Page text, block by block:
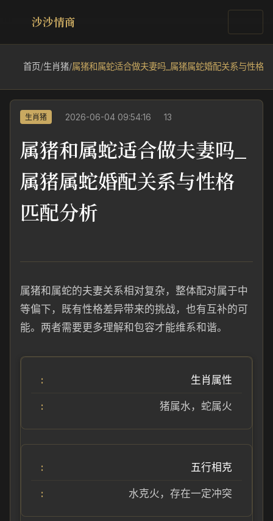
沙沙情商
首页/生肖猪/属猪和属蛇适合做夫妻吗_属猪属蛇婚配关系与性格
生肖猪 2026-06-04 09:54:16 13
属猪和属蛇适合做夫妻吗_
属猪属蛇婚配关系与性格
匹配分析
属猪和属蛇的夫妻关系相对复杂，整体配对属于中
等偏下，既有性格差异带来的挑战，也有互补的可
能。两者需要更多理解和包容才能维系和谐。
生肖属性
猪属水，蛇属火
五行相克
水克火，存在一定冲突